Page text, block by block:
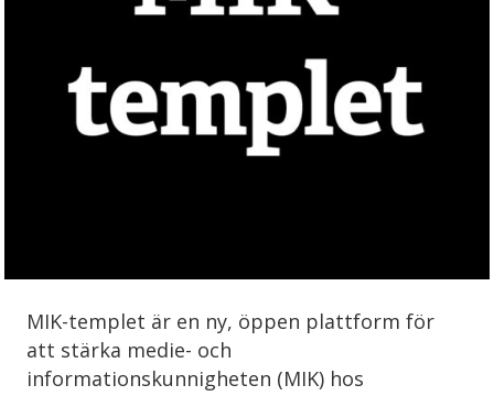
MIK-templet är en ny, öppen plattform för
att stärka medie- och
informationskunnigheten (MIK) hos